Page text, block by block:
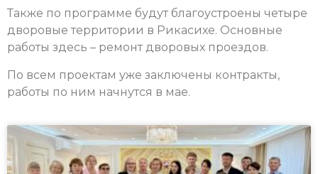
Также по программе будут благоустроены четыре
дворовые территории в Рикасихе. Основные
работы здесь – ремонт дворовых проездов.
По всем проектам уже заключены контракты,
работы по ним начнутся в мае.